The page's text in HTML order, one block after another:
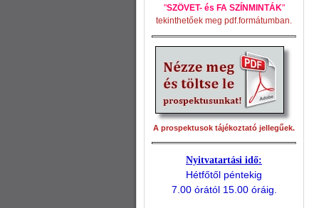
"SZÖVET- és FA SZÍNMINTÁK"
tekinthetőek meg pdf.formátumban.
A prospektusok tájékoztató jellegűek.
Nyitvatartási idő:
Hétfőtől péntekig
7.00 órától 15.00 óráig.